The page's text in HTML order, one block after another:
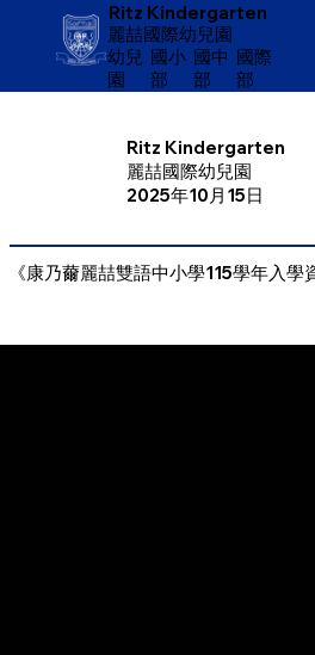
Ritz Kindergarten
麗喆國際幼兒園
幼兒
園
​國小
部
國中
部
國際
部
Ritz Kindergarten
麗喆國際幼兒園
2025年10月15日
《康乃薾麗喆雙語中小學115學年入學